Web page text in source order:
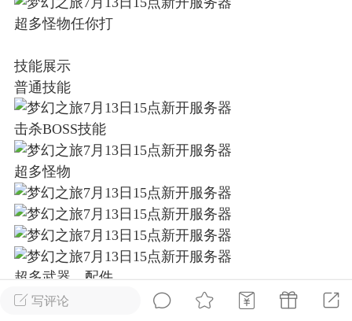
15:45
电脑端
卖挂
禁止发布联机可用的作弊模组，
单机辅助引流私下售卖服务器外挂！
作弊模组的发布规范近期收到一些信息
作弊模组在联机服务器使用,为了维护游
环境，中文网特此发布以下声明，规范
模组的发布行为：1. *...
汉
71 2.19w
写评论
超多怪物任你打
技能展示
普通技能
击杀BOSS技能
超多怪物
超多武器、配件